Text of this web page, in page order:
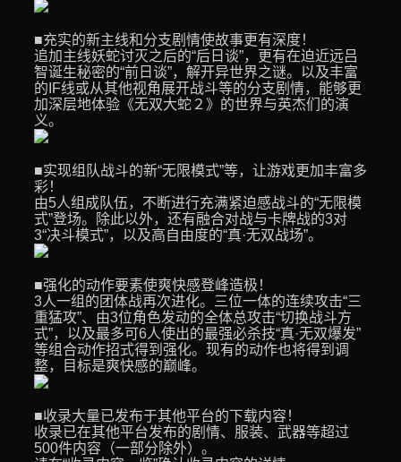
■充实的新主线和分支剧情使故事更有深度！
追加主线妖蛇讨灭之后的“后日谈”，更有在迫近远吕
智诞生秘密的“前日谈”，解开异世界之谜。以及丰富
的IF线或从其他视角展开战斗等的分支剧情，能够更
加深层地体验《无双大蛇２》的世界与英杰们的演
义。
■实现组队战斗的新“无限模式”等，让游戏更加丰富多
彩！
由5人组成队伍，不断进行充满紧迫感战斗的“无限模
式”登场。除此以外，还有融合对战与卡牌战的3对
3“决斗模式”，以及高自由度的“真·无双战场”。
■强化的动作要素使爽快感登峰造极！
3人一组的团体战再次进化。三位一体的连续攻击“三
重猛攻”、由3位角色发动的全体总攻击“切换战斗方
式”，以及最多可6人使出的最强必杀技“真·无双爆发”
等组合动作招式得到强化。现有的动作也将得到调
整，目标是爽快感的巅峰。
■收录大量已发布于其他平台的下载内容！
收录已在其他平台发布的剧情、服装、武器等超过
500件内容（一部分除外）。